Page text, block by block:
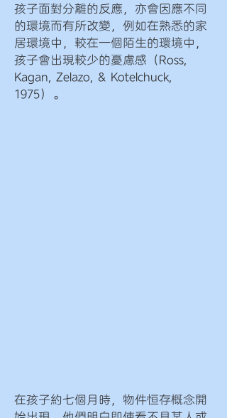
孩子面對分離的反應，亦會因應不同
的環境而有所改變，例如在熟悉的家
居環境中，較在一個陌生的環境中，
孩子會出現較少的憂慮感（Ross,
Kagan, Zelazo, & Kotelchuck,
1975）。
在孩子約七個月時，物件恒存概念開